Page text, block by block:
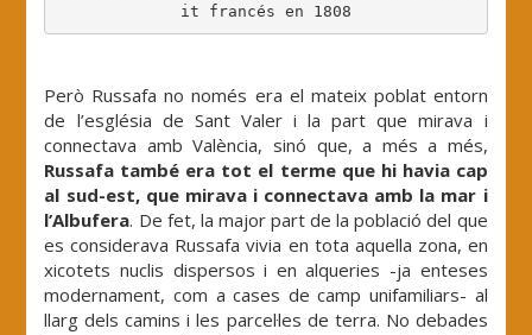
it francés en 1808
Però Russafa no només era el mateix poblat entorn
de l’església de Sant Valer i la part que mirava i
connectava amb València, sinó que, a més a més,
Russafa també era tot el terme que hi havia cap
al sud-est, que mirava i connectava amb la mar i
l’Albufera. De fet, la major part de la població del que
es considerava Russafa vivia en tota aquella zona, en
xicotets nuclis dispersos i en alqueries -ja enteses
modernament, com a cases de camp unifamiliars- al
llarg dels camins i les parcel·les de terra. No debades